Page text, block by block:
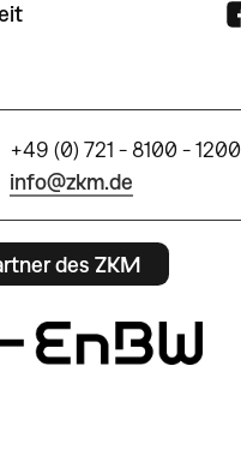
+49 (0) 721 - 8100 - 1200
info@zkm.de
des ZKM